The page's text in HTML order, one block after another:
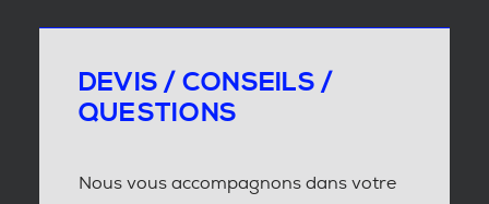
DEVIS / CONSEILS /
QUESTIONS
Nous vous accompagnons dans votre